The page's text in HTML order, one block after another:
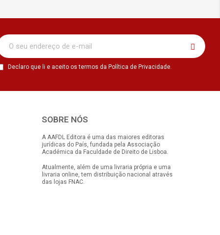
Declaro que li e aceito os termos da Política de Privacidade.
SOBRE NÓS
A AAFDL Editora é uma das maiores editoras
jurídicas do País, fundada pela Associação
Académica da Faculdade de Direito de Lisboa.
Atualmente, além de uma livraria própria e uma
livraria online, tem distribuição nacional através
das lojas FNAC.